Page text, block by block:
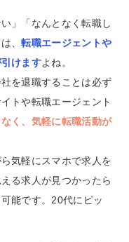
」「なんとなく転職し
、転職エージェントや
けますよね。
を退職することは必ず
トや転職エージェント
く、気軽に転職活動が
気軽にスマホで求人を
る求人が見つかったら
能です。20代にピッ